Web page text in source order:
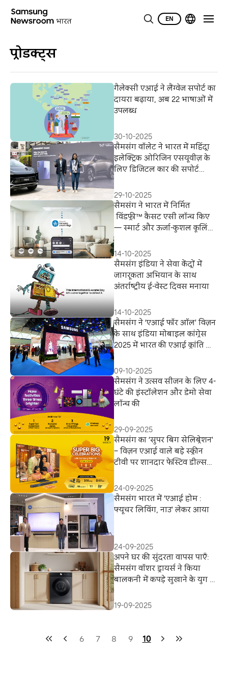
EN
प्रोडक्ट्स
गैलेक्सी एआई ने लैंग्‍वेज सपोर्ट का
दायरा बढ़ाया, अब 22 भाषाओं में
उपलब्ध
30-10-2025
सैमसंग वॉलेट ने भारत में महिंद्रा
इलेक्ट्रिक ओरिजिन एसयूवीज़ के
लिए डिजिटल कार की सपोर्ट
29-10-2025
सैमसंग ने भारत में निर्मित
विंडफ्री™ कैसट एसी लॉन्च किए
— स्मार्ट और ऊर्जा-कुशल कूलिंग
14-10-2025
सैमसंग इंडिया ने सेवा केंद्रों में
जागरूकता अभियान के साथ
अंतर्राष्ट्रीय ई-वेस्ट दिवस मनाया
14-10-2025
सैमसंग ने ‘एआई फॉर ऑल’ विज़न
के साथ इंडिया मोबाइल कांग्रेस
2025 में भारत की एआई क्रांति का
09-10-2025
सैमसंग ने उत्सव सीजन के लिए 4-
घंटे की इंस्टॉलेशन और डेमो सेवा
लॉन्च की
29-09-2025
सैमसंग का ‘सुपर बिग सेलिब्रेशन’
– विज़न एआई वाले बड़े स्क्रीन
टीवी पर शानदार फेस्टिव डील्स
24-09-2025
सैमसंग भारत में ‘एआई होम :
फ्यूचर लिविंग, नाउ’ लेकर आया
24-09-2025
अपने घर की सुंदरता वापस पाएँ:
सैमसंग वॉशर ड्रायर्स ने किया
बालकनी में कपड़े सुखाने के युग का
19-09-2025
6 7 8 9 10